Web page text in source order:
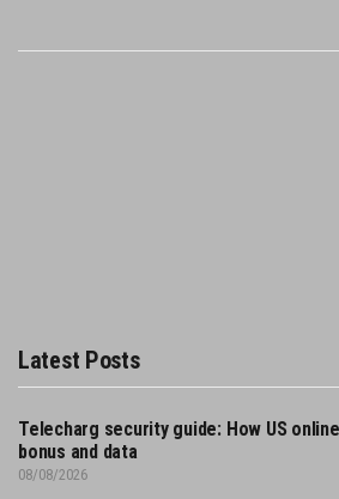
Latest Posts
Telecharg security guide: How US
bonus and data
08/08/2026